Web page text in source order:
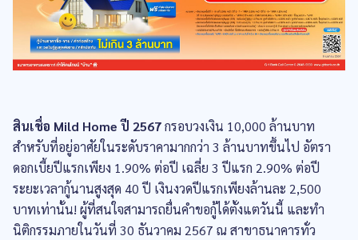
สินเชื่อ Mild Home ปี 2567กรอบวงเงิน 10,000 ล้านบาท
สำหรับที่อยู่อาศัยในระดับราคามากกว่า 3 ล้านบาทขึ้นไป อัตรา
ดอกเบี้ยปีแรกเพียง 1.90% ต่อปี เฉลี่ย 3 ปีแรก 2.90% ต่อปี
ระยะเวลากู้นานสูงสุด 40 ปี เงินงวดปีแรกเพียงล้านละ 2,500
บาทเท่านั้น! ผู้ที่สนใจสามารถยื่นคำขอกู้ได้ตั้งแตวันนี้ และทำ
นิติกรรมภายในวันที่ 30 ธันวาคม 2567 ณ สาขาธนาคารทั่ว